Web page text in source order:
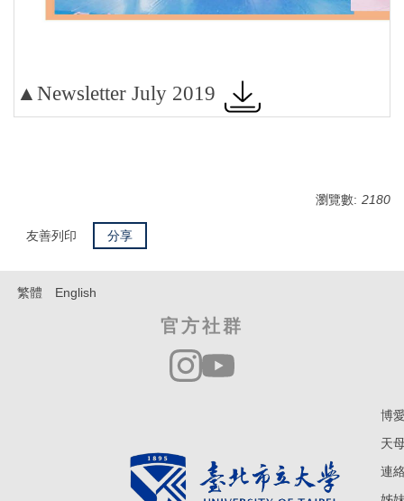
▲Newsletter July 2019
瀏覽數: 2180
友善列印 分享
繁體 English
官方社群
博
天
連